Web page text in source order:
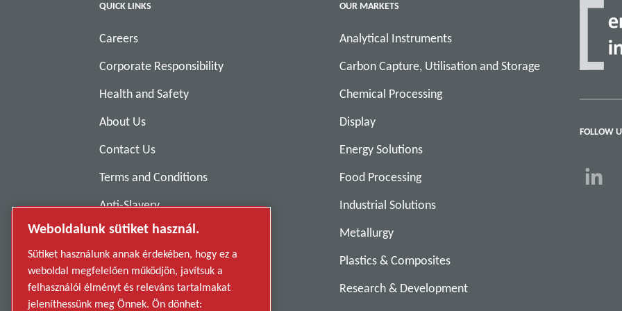
QUICK LINKS
Careers
Corporate Responsibility
Health and Safety
About Us
Contact Us
Terms and Conditions
Anti-Slavery
Privacy Policy
Report Misconduct
Suppliers
OUR MARKETS
Analytical Instruments
Carbon Capture, Utilisation and Storage
Chemical Processing
Display
Energy Solutions
Food Processing
Industrial Solutions
Metallurgy
Plastics & Composites
Research & Development
FOLLOW
Weboldalunk sütiket használ.
Sütiket használunk annak érdekében, hogy ez a
weboldal megfelelően működjön, javítsuk a
felhasználói élményt és releváns tartalmakat
jeleníthessünk meg Önnek. Ön dönhet: